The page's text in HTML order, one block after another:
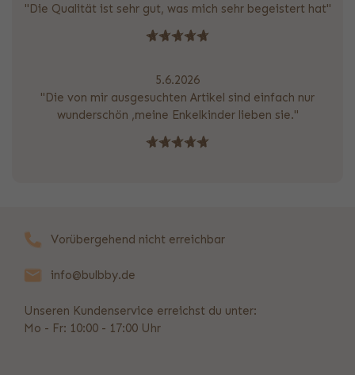
"Die Qualität ist sehr gut, was mich sehr begeistert hat"
5.6.2026
"Die von mir ausgesuchten Artikel sind einfach nur
wunderschön ,meine Enkelkinder lieben sie."
Vorübergehend nicht erreichbar
info@bulbby.de
Unseren Kundenservice erreichst du unter:
Mo - Fr: 10:00 - 17:00 Uhr